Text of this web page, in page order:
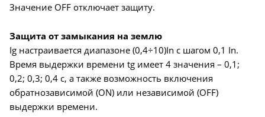
Значение OFF отключает защиту.
Защита от замыкания на землю
Ig настраивается диапазоне (0,4÷10)In с шагом 0,1 In.
Время выдержки времени tg имеет 4 значения – 0,1;
0,2; 0,3; 0,4 с, а также возможность включения
обратнозависимой (ON) или независимой (OFF)
выдержки времени.